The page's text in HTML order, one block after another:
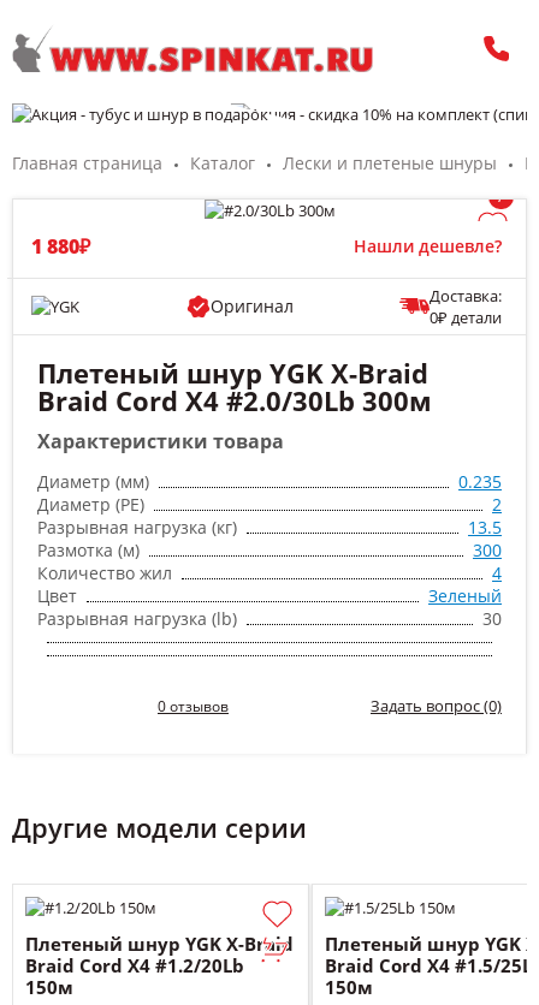
Главная страница Каталог Лески и плетеные шнуры
/
1 880₽ Нашли дешевле?
Оригинал
Доставка:
0₽ детали
Плетеный шнур YGK X-Braid
Braid Cord X4 #2.0/30Lb 300м
Характеристики товара
Диаметр (мм)
0.235
Диаметр (PE)
2
Разрывная нагрузка (кг)
13.5
Размотка (м)
300
Количество жил
4
Цвет
Зеленый
Разрывная нагрузка (lb)
30
0 отзывов Задать вопрос (0)
Другие модели серии
Плетеный шнур YGK X-Braid
Braid Cord X4 #1.2/20Lb
150м
Плетеный шнур YGK
Braid Cord X4 #1.5/
150м